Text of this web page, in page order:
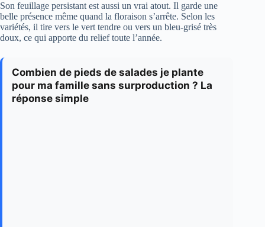
Son feuillage persistant est aussi un vrai atout. Il garde une
belle présence même quand la floraison s’arrête. Selon les
variétés, il tire vers le vert tendre ou vers un bleu-grisé très
doux, ce qui apporte du relief toute l’année.
Combien de pieds de salades je plante
pour ma famille sans surproduction ? La
réponse simple